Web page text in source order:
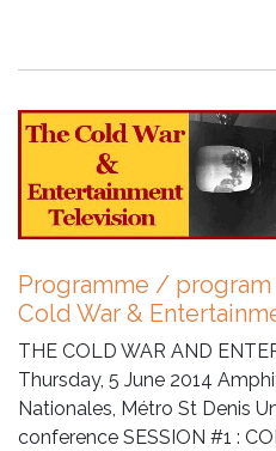
Programme / program
Cold War &
THE COLD WAR AND
Thursday, 5 June 2014
Nationales, Métro St Denis
conference SESSION #1 :